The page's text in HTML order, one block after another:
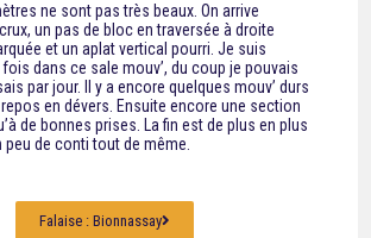
ne sont pas très beaux. On arrive
un pas de bloc en traversée à droite
et un aplat vertical pourri. Je suis
dans ce sale mouv’, du coup je pouvais
par jour. Il y a encore quelques mouv’ durs
en dévers. Ensuite encore une section
de bonnes prises. La fin est de plus en plus
de conti tout de même.
Falaise : Bionnassay